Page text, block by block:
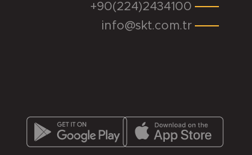
+90(224)2434100
info@skt.com.tr